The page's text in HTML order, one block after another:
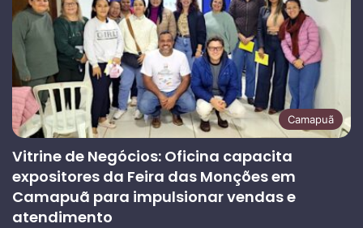
Camapuã
Vitrine de Negócios: Oficina capacita
expositores da Feira das Monções em
Camapuã para impulsionar vendas e
atendimento